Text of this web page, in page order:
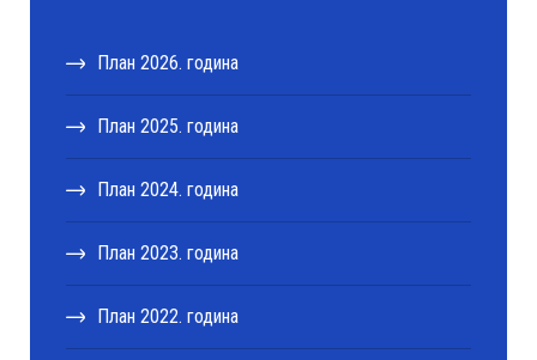
План 2026. година
План 2025. година
План 2024. годинa
План 2023. годинa
План 2022. годинa